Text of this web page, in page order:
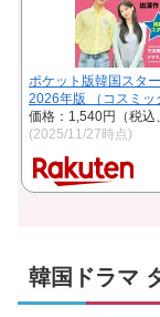
ポケット版韓国スタ
2026年版 （コスミッ
価格：1,540円（税込
(2025/11/27時点)
韓国ドラマ